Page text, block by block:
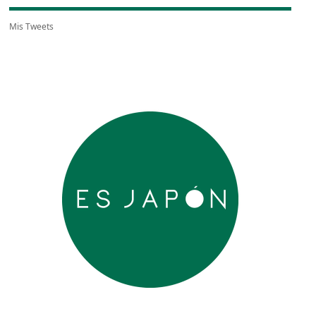
Mis Tweets